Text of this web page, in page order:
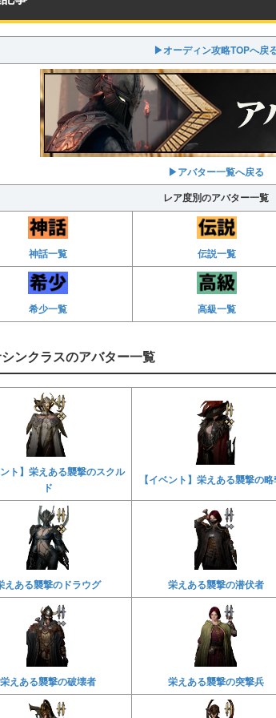
▶オーディン攻略TOPへ戻
▶アバター一覧へ戻る
レア度別のアバター一覧
神話一覧 伝説一覧
希少一覧 高級一覧
ンクラスのアバター一覧
ント】栄えある襲撃のスクル
ド
【イベント】栄えある襲撃の
えある襲撃のドラウグ 栄えある襲撃の潜伏者
栄えある襲撃の破壊者 栄えある襲撃の突撃兵